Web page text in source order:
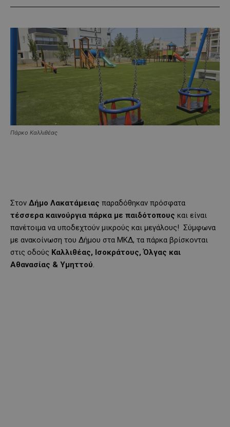
Πάρκο Καλλιθέας
Στον Δήμο Λακατάμειας παραδόθηκαν πρόσφατα
τέσσερα καινούργια πάρκα με παιδότοπους και είναι
πανέτοιμα να υποδεχτούν μικρούς και μεγάλους! Σύμφωνα
με ανακοίνωση του Δήμου στα ΜΚΔ, τα πάρκα βρίσκονται
στις οδούς Καλλιθέας, Ισοκράτους, Όλγας και
Αθανασίας & Υμηττού.